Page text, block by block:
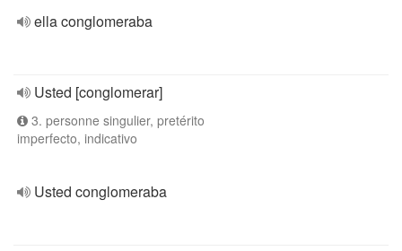
ella conglomeraba
Usted [conglomerar]
3. personne singulier, pretérito
imperfecto, indicativo
Usted conglomeraba